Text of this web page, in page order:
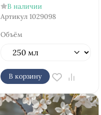
В наличии
Артикул 1029098
Объём
В корзину